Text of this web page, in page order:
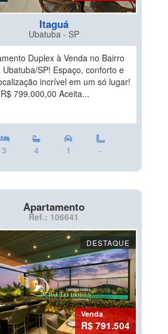
Itaguá
Ubatuba - SP
Duplex à Venda no Bairro
Ubatuba/SP! Espaço, conforto e
incrível em um só lugar!
799.000,00 Aceita...
3 4 1 -
Apartamento
Ref.: 106641
DESTAQUE
Venda
R$ 791.504